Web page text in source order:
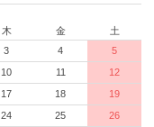
木 金
土
3 4
5
10 11
12
17 18
19
24 25
26